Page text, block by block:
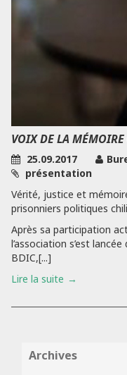
VOIX DE LA
25.09.2017
présentation
Vérité, justice et
prisonniers politiques
Après sa participation
l’association s’est
BDIC,[...]
Lire la suite
Archives